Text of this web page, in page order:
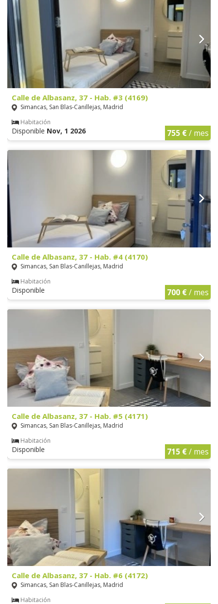
Calle de Albasanz, 37 - Hab. #3 (4169)
Simancas, San Blas-Canillejas, Madrid
Habitación
Disponible Nov, 1 2026 755 €/ mes
Calle de Albasanz, 37 - Hab. #4 (4170)
Simancas, San Blas-Canillejas, Madrid
Habitación
Disponible 700 €/ mes
Calle de Albasanz, 37 - Hab. #5 (4171)
Simancas, San Blas-Canillejas, Madrid
Habitación
Disponible 715 €/ mes
Calle de Albasanz, 37 - Hab. #6 (4172)
Simancas, San Blas-Canillejas, Madrid
Habitación